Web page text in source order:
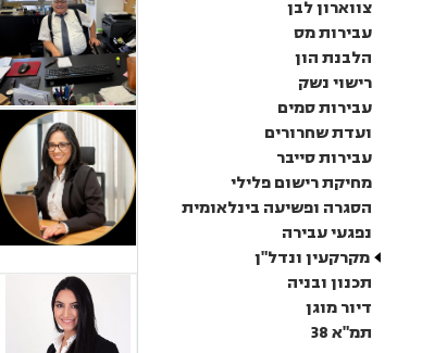
צווארון לבן
עבירות מס
הלבנת הון
רישוי נשק
עבירות סמים
ועדת שחרורים
עבירות סייבר
מחיקת רישום פלילי
הסגרה ופשיעה בינלאומית
נפגעי עבירה
מקרקעין ונדל"ן
תכנון ובניה
דיור מוגן
תמ"א 38